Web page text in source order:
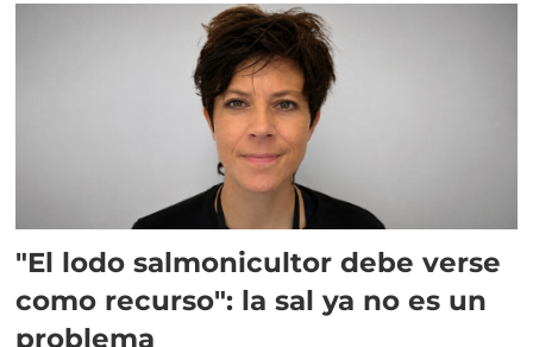
"El lodo salmonicultor debe verse
como recurso": la sal ya no es un
problema